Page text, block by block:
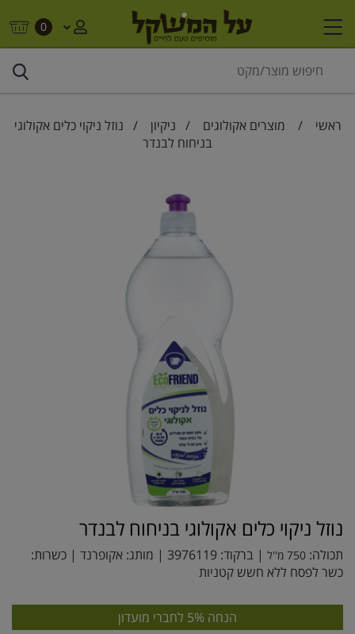
0
ראשי / מוצרים אקולוגים / ניקיון / נוזל ניקוי כלים אקולוגי
בניחוח לבנדר
נוזל ניקוי כלים אקולוגי בניחוח לבנדר
תכולה: 750 מ''ל | ברקוד: 3976119 | מותג: אקופרנד | כשרות:
כשר לפסח ללא חשש קטניות
הנחה 5% לחברי מועדון